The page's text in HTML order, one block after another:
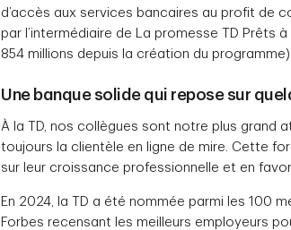
d’accès aux services bancaires au profit de
par l’intermédiaire de La promesse TD Prêts
854 millions depuis la création du
Une banque solide qui repose sur
À la TD, nos collègues sont notre plus grand
toujours la clientèle en ligne de mire. Cette
sur leur croissance professionnelle et en
En 2024, la TD a été nommée parmi les 100
Forbes recensant les meilleurs employeurs